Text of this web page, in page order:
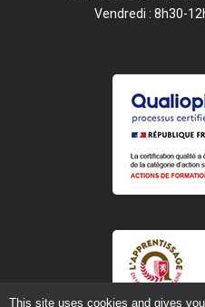
Vendredi : 8h30-
This site uses cookies and gives